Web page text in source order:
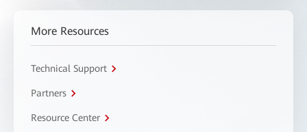
More Resources
Technical Support
Partners
Resource Center